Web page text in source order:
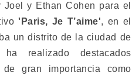
y Ethan Cohen para el
'Paris, Je T’aime', en el
un distrito de la ciudad de
realizado destacados
gran importancia como